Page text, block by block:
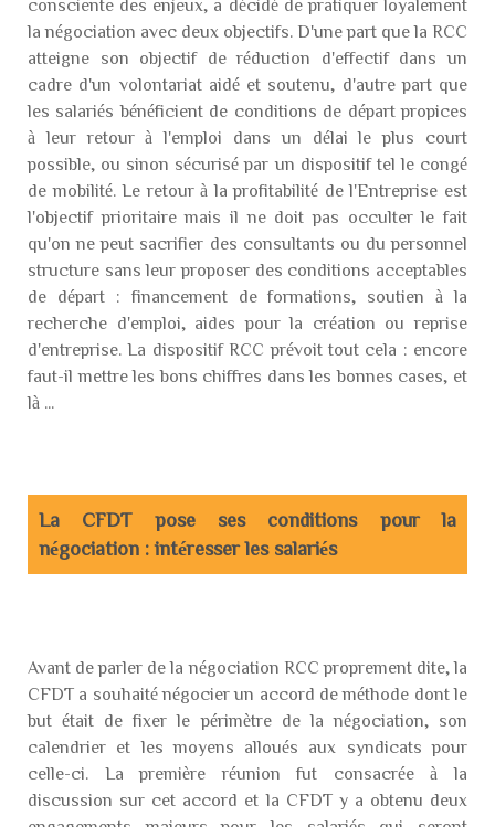
consciente des enjeux, a décidé de pratiquer loyalement
la négociation avec deux objectifs. D'une part que la RCC
atteigne son objectif de réduction d'effectif dans un
cadre d'un volontariat aidé et soutenu, d'autre part que
les salariés bénéficient de conditions de départ propices
à leur retour à l'emploi dans un délai le plus court
possible, ou sinon sécurisé par un dispositif tel le congé
de mobilité. Le retour à la profitabilité de l'Entreprise est
l'objectif prioritaire mais il ne doit pas occulter le fait
qu'on ne peut sacrifier des consultants ou du personnel
structure sans leur proposer des conditions acceptables
de départ : financement de formations, soutien à la
recherche d'emploi, aides pour la création ou reprise
d'entreprise. La dispositif RCC prévoit tout cela : encore
faut-il mettre les bons chiffres dans les bonnes cases, et
là ...
La CFDT pose ses conditions pour la
négociation : intéresser les salariés
Avant de parler de la négociation RCC proprement dite, la
CFDT a souhaité négocier un accord de méthode dont le
but était de fixer le périmètre de la négociation, son
calendrier et les moyens alloués aux syndicats pour
celle-ci. La première réunion fut consacrée à la
discussion sur cet accord et la CFDT y a obtenu deux